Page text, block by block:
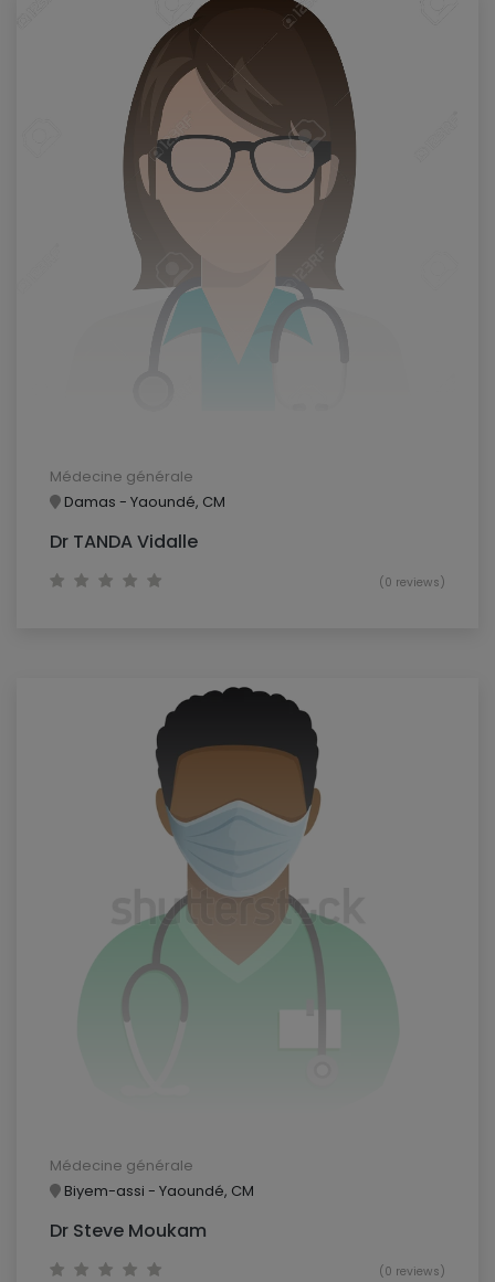
Médecine générale
Damas - Yaoundé, CM
Dr TANDA Vidalle
(0 reviews)
Médecine générale
Biyem-assi - Yaoundé, CM
Dr Steve Moukam
(0 reviews)